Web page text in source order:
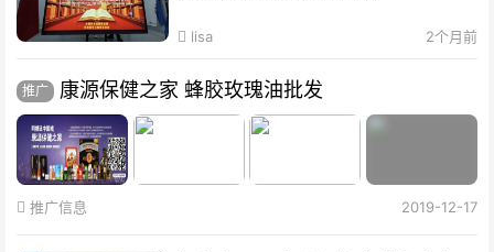
lisa 2个月前
推广 康源保健之家 蜂胶玫瑰油批发
推广信息 2019-12-17